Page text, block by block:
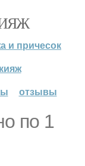
и причесок
отзывы
по 1